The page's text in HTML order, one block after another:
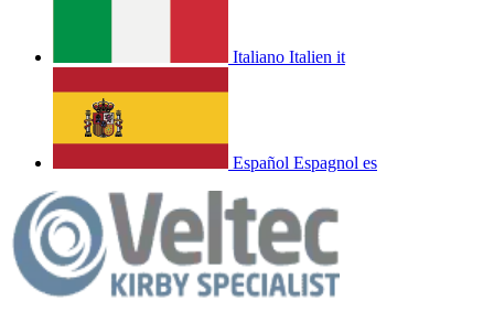
Italiano Italien it
Español Espagnol es